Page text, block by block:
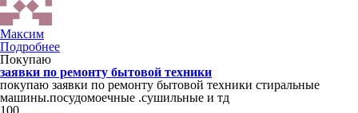
Максим
Подробнее
Покупаю
заявки по ремонту бытовой техники
покупаю заявки по ремонту бытовой техники стиральные
машины.посудомоечные .сушильные и тд
100